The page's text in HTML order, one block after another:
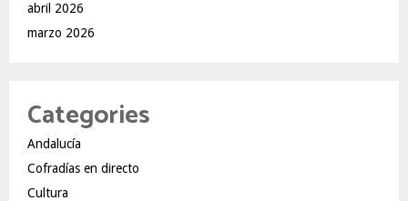
abril 2026
marzo 2026
Categories
Andalucía
Cofradías en directo
Cultura